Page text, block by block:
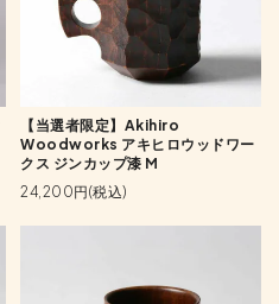
【当選者限定】Akihiro
Woodworks アキヒロウッドワー
クス ジンカップ漆 M
24,200円(税込)